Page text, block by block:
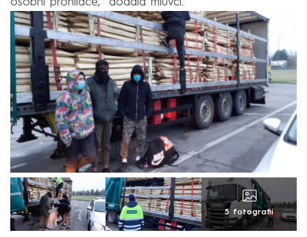
osobní prohlídce,“ dodala mluvčí.
5 fotografií